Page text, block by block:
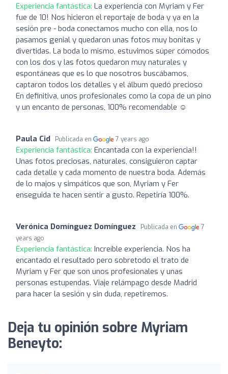
Experiencia fantástica: La experiencia con Myriam y Fer
fue de 10! Nos hicieron el reportaje de boda y ya en la
sesión pre - boda conectamos mucho con ella, nos lo
pasamos genial y quedaron unas fotos muy bonitas y
divertidas. La boda lo mismo, estuvimos súper cómodos
con los dos y las fotos quedaron muy naturales y
espontáneas que es lo que nosotros buscábamos,
captaron todos los detalles y el álbum quedó precioso
En definitiva, unos profesionales como la copa de un pino
y un encanto de personas, 100% recomendable ☺️
Paula Cid Publicada en 7 years ago
Experiencia fantástica: Encantada con la experiencia!!
Unas fotos preciosas, naturales, consiguieron captar
cada detalle y cada momento de nuestra boda. Además
de lo majos y simpáticos que son, Myriam y Fer
enseguida te hacen sentir a gusto. Repetiría 100%.
Verónica Domínguez Domínguez Publicada en
7
years ago
Experiencia fantástica: Increíble experiencia. Nos ha
encantado el resultado pero sobretodo el trato de
Myriam y Fer que son unos profesionales y unas
personas estupendas. Viaje relámpago desde Madrid
para hacer la sesión y sin duda, repetiremos.
Deja tu opinión sobre Myriam
Beneyto: